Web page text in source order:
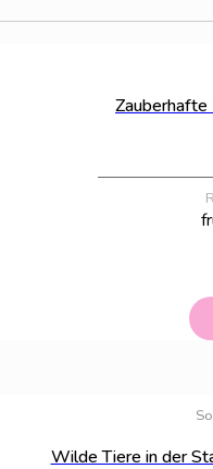
Zauberhafte
Wilde Tiere in der